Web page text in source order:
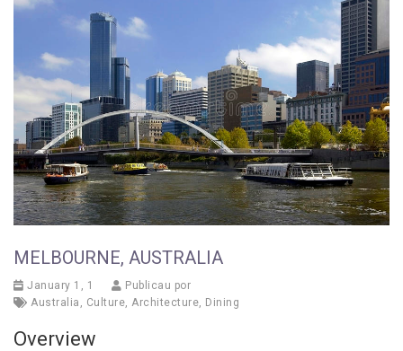
MELBOURNE, AUSTRALIA
January 1, 1
Publicau por
Australia
Culture Architecture Dining
Overview